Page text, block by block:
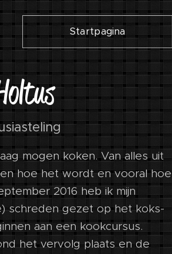
Startpagina
mogen koken. Van alles uit
hoe het wordt en vooral hoe
2016 heb ik mijn
schreden gezet op het koks-
aan een kookcursus.
het vervolg plaats en de